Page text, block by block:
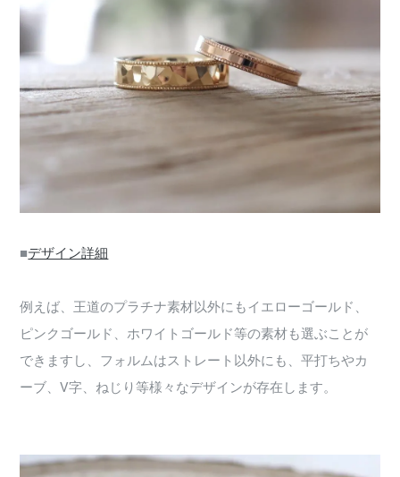
■デザイン詳細
例えば、王道のプラチナ素材以外にもイエローゴールド、
ピンクゴールド、ホワイトゴールド等の素材も選ぶことが
できますし、フォルムはストレート以外にも、平打ちやカ
ーブ、V字、ねじり等様々なデザインが存在します。